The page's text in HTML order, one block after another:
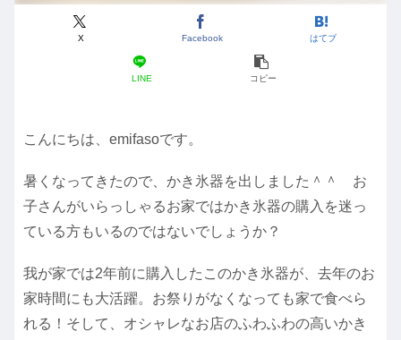
X Facebook はてブ
LINE コピー
こんにちは、emifasoです。
暑くなってきたので、かき氷器を出しました＾＾ お
子さんがいらっしゃるお家ではかき氷器の購入を迷っ
ている方もいるのではないでしょうか？
我が家では2年前に購入したこのかき氷器が、去年のお
家時間にも大活躍。お祭りがなくなっても家で食べら
れる！そして、オシャレなお店のふわふわの高いかき